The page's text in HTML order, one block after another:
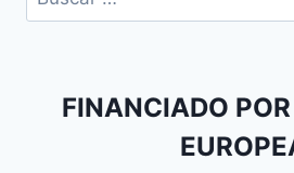
FINANCIADO